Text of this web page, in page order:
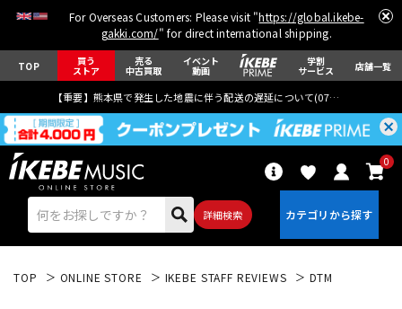
For Overseas Customers: Please visit "https://global.ikebe-
gakki.com/" for direct international shipping.
TOP 買う
ストア
売る
中古買取
イベント
動画
学割
サービス 店舗一覧
【重要】熊本県で発生した地震に伴う配送の遅延について(07月29日
詳細検索
0
TOP ONLINE STORE IKEBE STAFF REVIEWS DTM